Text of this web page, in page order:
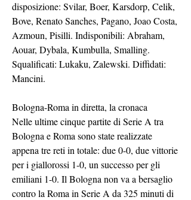
disposizione: Svilar, Boer, Karsdorp, Celik,
Bove, Renato Sanches, Pagano, Joao Costa,
Azmoun, Pisilli. Indisponibili: Abraham,
Aouar, Dybala, Kumbulla, Smalling.
Squalificati: Lukaku, Zalewski. Diffidati:
Mancini.
Bologna-Roma in diretta, la cronaca
Nelle ultime cinque partite di Serie A tra
Bologna e Roma sono state realizzate
appena tre reti in totale: due 0-0, due vittorie
per i giallorossi 1-0, un successo per gli
emiliani 1-0. Il Bologna non va a bersaglio
contro la Roma in Serie A da 325 minuti di